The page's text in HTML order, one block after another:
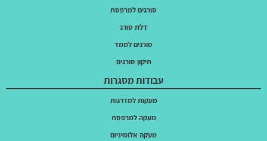
סורגים למרפסת
דלת סורג
סורגים לממד
תיקון סורגים
עבודות מסגרות
מעקות למדרגות
מעקה למרפסת
מעקה אלומיניום